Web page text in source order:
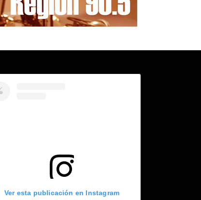
Ver esta publicación en Instagram